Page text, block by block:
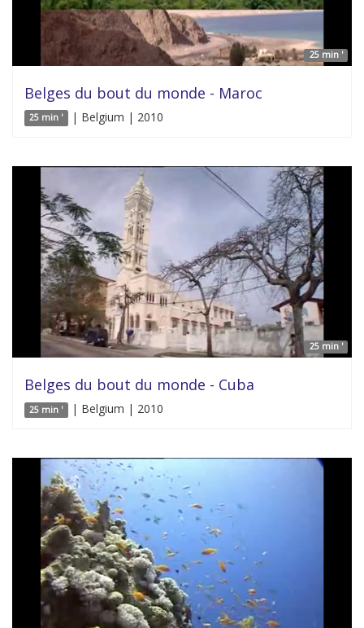
25 min '
Belges du bout du monde - Maroc
25 min ' | Belgium | 2010
25 min '
Belges du bout du monde - Cuba
25 min ' | Belgium | 2010